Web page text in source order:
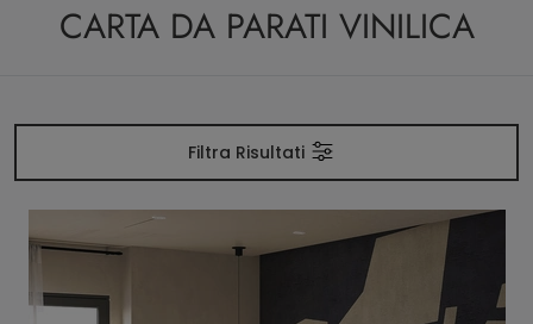
CARTA DA PARATI VINILICA
Filtra Risultati